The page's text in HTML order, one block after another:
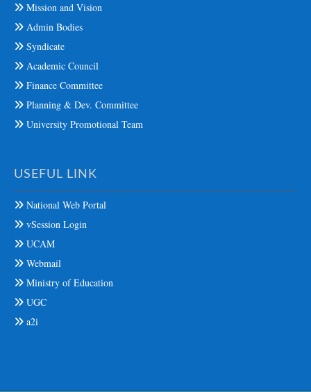
Mission and Vision
Admin Bodies
Syndicate
Academic Council
Finance Committee
Planning & Dev. Committee
University Promotional Team
USEFUL LINK
National Web Portal
vSession Login
UCAM
Webmail
Ministry of Education
UGC
a2i